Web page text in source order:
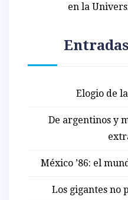
en la
Elogio de
De argentinos y
México ’86: el
Los gigantes no